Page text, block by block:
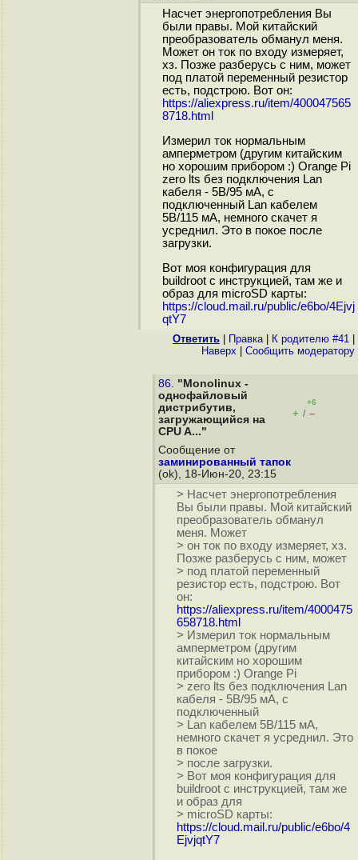
Насчет энергопотребления Вы
были правы. Мой китайский
преобразователь обманул меня.
Может он ток по входу измеряет,
хз. Позже разберусь с ним, может
под платой переменный резистор
есть, подстрою. Вот он:
https://aliexpress.ru/item/400047565
8718.html
Измерил ток нормальным
амперметром (другим китайским
но хорошим прибором :) Orange Pi
zero lts без подключения Lan
кабеля - 5В/95 мА, с
подключенный Lan кабелем
5В/115 мА, немного скачет я
усреднил. Это в покое после
загрузки.
Вот моя конфигурация для
buildroot с инструкцией, там же и
образ для microSD карты:
https://cloud.mail.ru/public/e6bo/4Ejvj
qtY7
Ответить Правка| К родителю #41
Наверх
Cообщить модератору
86. "Monolinux -
однофайловый
дистрибутив,
загружающийся на
CPU A..."
+6
+ / –
Сообщение от
заминированный тапок
(ok), 18-Июн-20, 23:15
> Насчет энергопотребления
Вы были правы. Мой китайский
преобразователь обманул
меня. Может
> он ток по входу измеряет, хз.
Позже разберусь с ним, может
> под платой переменный
резистор есть, подстрою. Вот
он:
https://aliexpress.ru/item/4000475
658718.html
> Измерил ток нормальным
амперметром (другим
китайским но хорошим
прибором :) Orange Pi
> zero lts без подключения Lan
кабеля - 5В/95 мА, с
подключенный
> Lan кабелем 5В/115 мА,
немного скачет я усреднил. Это
в покое
> после загрузки.
> Вот моя конфигурация для
buildroot с инструкцией, там же
и образ для
> microSD карты:
https://cloud.mail.ru/public/e6bo/4
EjvjqtY7